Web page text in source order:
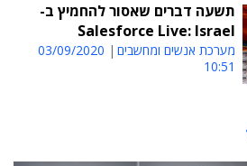
תשעה דברים שאסור להחמיץ ב-
Salesforce Live: Israel
מערכת אנשים ומחשבים
03/09/2020
10:51